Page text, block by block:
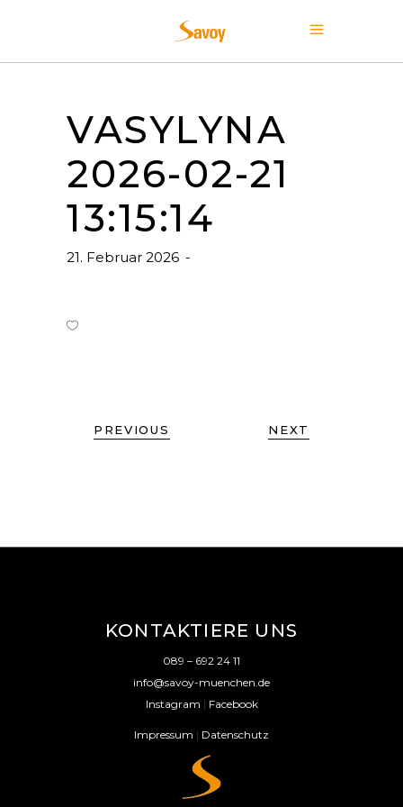
VASYLYNA
2026-02-21
13:15:14
21. Februar 2026
PREVIOUS NEXT
KONTAKTIERE UNS
089 – 692 24 11
info@savoy-muenchen.de
Instagram | Facebook
Impressum | Datenschutz